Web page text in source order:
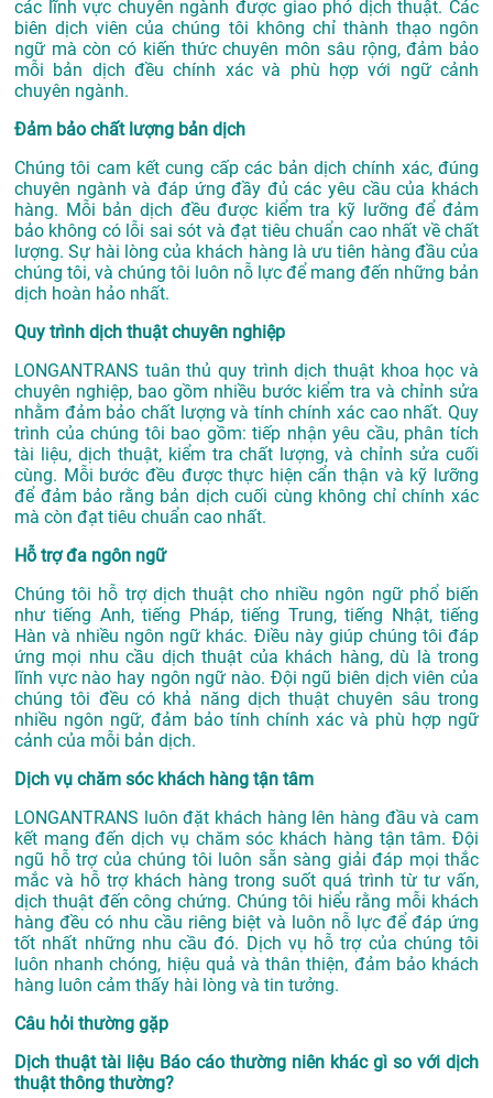
các lĩnh vực chuyên ngành được giao phó dịch thuật. Các
biên dịch viên của chúng tôi không chỉ thành thạo ngôn
ngữ mà còn có kiến thức chuyên môn sâu rộng, đảm bảo
mỗi bản dịch đều chính xác và phù hợp với ngữ cảnh
chuyên ngành.
Đảm bảo chất lượng bản dịch
Chúng tôi cam kết cung cấp các bản dịch chính xác, đúng
chuyên ngành và đáp ứng đầy đủ các yêu cầu của khách
hàng. Mỗi bản dịch đều được kiểm tra kỹ lưỡng để đảm
bảo không có lỗi sai sót và đạt tiêu chuẩn cao nhất về chất
lượng. Sự hài lòng của khách hàng là ưu tiên hàng đầu của
chúng tôi, và chúng tôi luôn nỗ lực để mang đến những bản
dịch hoàn hảo nhất.
Quy trình dịch thuật chuyên nghiệp
LONGANTRANS tuân thủ quy trình dịch thuật khoa học và
chuyên nghiệp, bao gồm nhiều bước kiểm tra và chỉnh sửa
nhằm đảm bảo chất lượng và tính chính xác cao nhất. Quy
trình của chúng tôi bao gồm: tiếp nhận yêu cầu, phân tích
tài liệu, dịch thuật, kiểm tra chất lượng, và chỉnh sửa cuối
cùng. Mỗi bước đều được thực hiện cẩn thận và kỹ lưỡng
để đảm bảo rằng bản dịch cuối cùng không chỉ chính xác
mà còn đạt tiêu chuẩn cao nhất.
Hỗ trợ đa ngôn ngữ
Chúng tôi hỗ trợ dịch thuật cho nhiều ngôn ngữ phổ biến
như tiếng Anh, tiếng Pháp, tiếng Trung, tiếng Nhật, tiếng
Hàn và nhiều ngôn ngữ khác. Điều này giúp chúng tôi đáp
ứng mọi nhu cầu dịch thuật của khách hàng, dù là trong
lĩnh vực nào hay ngôn ngữ nào. Đội ngũ biên dịch viên của
chúng tôi đều có khả năng dịch thuật chuyên sâu trong
nhiều ngôn ngữ, đảm bảo tính chính xác và phù hợp ngữ
cảnh của mỗi bản dịch.
Dịch vụ chăm sóc khách hàng tận tâm
LONGANTRANS luôn đặt khách hàng lên hàng đầu và cam
kết mang đến dịch vụ chăm sóc khách hàng tận tâm. Đội
ngũ hỗ trợ của chúng tôi luôn sẵn sàng giải đáp mọi thắc
mắc và hỗ trợ khách hàng trong suốt quá trình từ tư vấn,
dịch thuật đến công chứng. Chúng tôi hiểu rằng mỗi khách
hàng đều có nhu cầu riêng biệt và luôn nỗ lực để đáp ứng
tốt nhất những nhu cầu đó. Dịch vụ hỗ trợ của chúng tôi
luôn nhanh chóng, hiệu quả và thân thiện, đảm bảo khách
hàng luôn cảm thấy hài lòng và tin tưởng.
Câu hỏi thường gặp
Dịch thuật tài liệu Báo cáo thường niên khác gì so với dịch
thuật thông thường?